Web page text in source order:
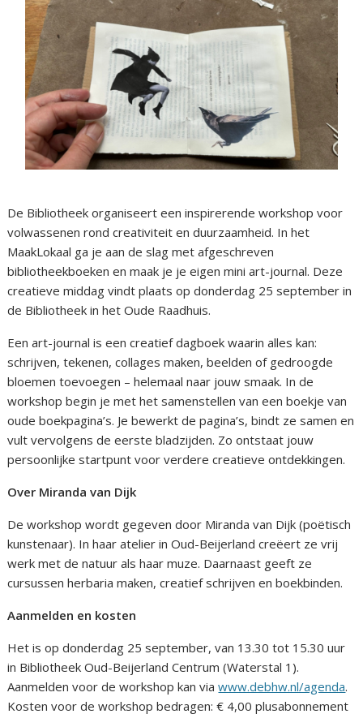
De Bibliotheek organiseert een inspirerende workshop voor
volwassenen rond creativiteit en duurzaamheid. In het
MaakLokaal ga je aan de slag met afgeschreven
bibliotheekboeken en maak je je eigen mini art-journal. Deze
creatieve middag vindt plaats op donderdag 25 september in
de Bibliotheek in het Oude Raadhuis.
Een art-journal is een creatief dagboek waarin alles kan:
schrijven, tekenen, collages maken, beelden of gedroogde
bloemen toevoegen – helemaal naar jouw smaak. In de
workshop begin je met het samenstellen van een boekje van
oude boekpagina’s. Je bewerkt de pagina’s, bindt ze samen en
vult vervolgens de eerste bladzijden. Zo ontstaat jouw
persoonlijke startpunt voor verdere creatieve ontdekkingen.
Over Miranda van Dijk
De workshop wordt gegeven door Miranda van Dijk (poëtisch
kunstenaar). In haar atelier in Oud-Beijerland creëert ze vrij
werk met de natuur als haar muze. Daarnaast geeft ze
cursussen herbaria maken, creatief schrijven en boekbinden.
Aanmelden en kosten
Het is op donderdag 25 september, van 13.30 tot 15.30 uur
in Bibliotheek Oud-Beijerland Centrum (Waterstal 1).
Aanmelden voor de workshop kan viawww.debhw.nl/agenda.
Kosten voor de workshop bedragen: € 4,00 plusabonnement